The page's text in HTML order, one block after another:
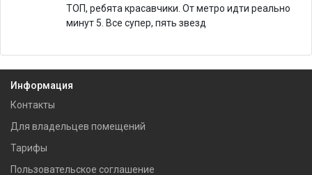
ТОП, ребята красавчики. От метро идти реально
минут 5. Все супер, пять звезд
Информация
Контакты
Для владельцев помещений
Тарифы
Пользовательское соглашение